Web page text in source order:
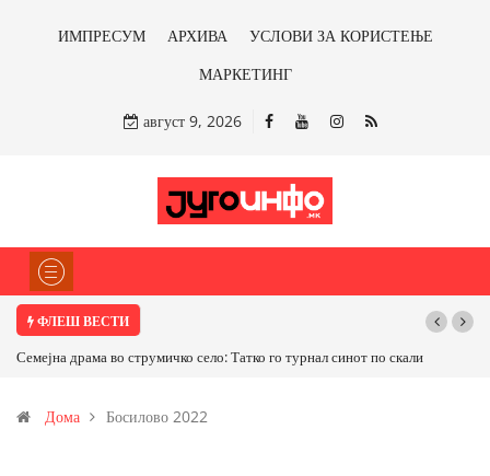
ИМПРЕСУМ АРХИВА
УСЛОВИ ЗА КОРИСТЕЊЕ
МАРКЕТИНГ
август 9, 2026
ФЛЕШ ВЕСТИ
Семејна драма во струмичко село: Татко го турнал синот по скали
Дома Босилово 2022